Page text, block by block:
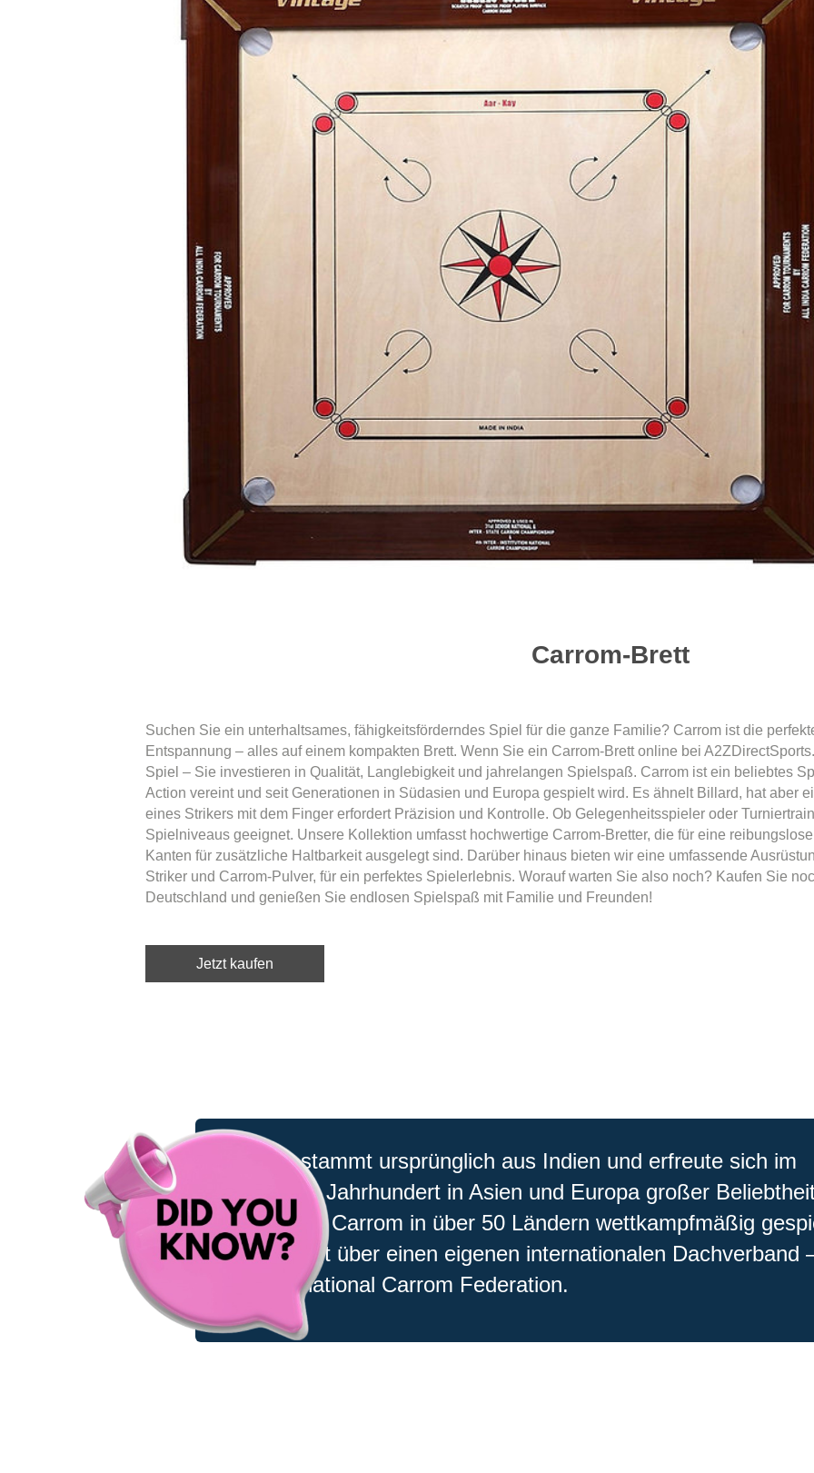
Carrom-Brett
Suchen Sie ein unterhaltsames, fähigkeitsförderndes Spiel für die ganze Familie? Carrom ist die
Entspannung – alles auf einem kompakten Brett. Wenn Sie ein Carrom-Brett online bei
Spiel – Sie investieren in Qualität, Langlebigkeit und jahrelangen Spielspaß. Carrom ist ein beliebtes
Action vereint und seit Generationen in Südasien und Europa gespielt wird. Es ähnelt Billard, hat aber
eines Strikers mit dem Finger erfordert Präzision und Kontrolle. Ob Gelegenheitsspieler oder
Spielniveaus geeignet. Unsere Kollektion umfasst hochwertige Carrom-Bretter, die für eine
Kanten für zusätzliche Haltbarkeit ausgelegt sind. Darüber hinaus bieten wir eine umfassende
Striker und Carrom-Pulver, für ein perfektes Spielerlebnis. Worauf warten Sie also noch? Kaufen Sie
Deutschland und genießen Sie endlosen Spielspaß mit Familie und Freunden!
Jetzt kaufen
Carrom stammt ursprünglich aus Indien und erfreute sich im
frühen 20. Jahrhundert in Asien und Europa großer
Heute wird Carrom in über 50 Ländern wettkampfmäßig
und verfügt über einen eigenen internationalen Dachverband
die International Carrom Federation.